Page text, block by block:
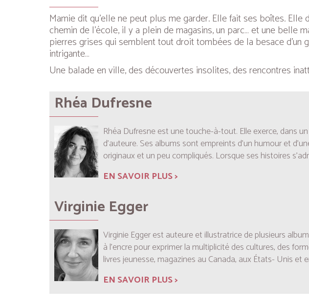
Mamie dit qu’elle ne peut plus me garder. Elle fait ses boîtes.
chemin de l’école, il y a plein de magasins, un parc… et une belle
pierres grises qui semblent tout droit tombées de la besace d’un
intrigante…
Une balade en ville, des découvertes insolites, des rencontres
Rhéa Dufresne
Rhéa Dufresne est une touche-à-tout. Elle exerce, dans
d’auteure. Ses albums sont empreints d’un humour et
originaux et un peu compliqués. Lorsque ses histoires
EN SAVOIR PLUS >
Virginie Egger
Virginie Egger est auteure et illustratrice de plusieurs
à l’encre pour exprimer la multiplicité des cultures, des
livres jeunesse, magazines au Canada, aux États- Unis
EN SAVOIR PLUS >